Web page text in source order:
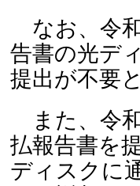
なお、令
告書の光デ
提出が不要
また、令
払報告書を
ディスクに